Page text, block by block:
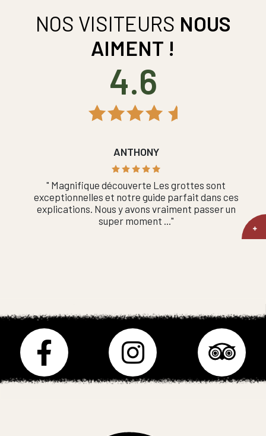
NOS VISITEURS NOUS
AIMENT !
4.6
ANTHONY
" Magnifique découverte Les grottes sont
exceptionnelles et notre guide parfait dans ces
explications. Nous y avons vraiment passer un
super moment ..."
facebook instagram tripadivosr